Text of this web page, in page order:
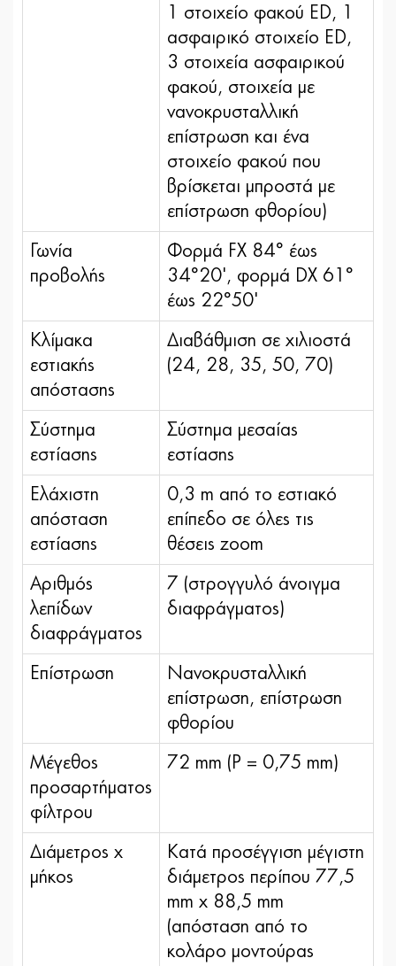
1 στοιχείo φακού ED, 1
ασφαιρικό στοιχείο ED,
3 στοιχεία ασφαιρικού
φακού, στοιχεία με
νανοκρυσταλλική
επίστρωση και ένα
στοιχείο φακού που
βρίσκεται μπροστά με
επίστρωση φθορίου)
Γωνία
προβολής
Φορμά FX 84° έως
34°20', φορμά DX 61°
έως 22°50'
Κλίμακα
εστιακής
απόστασης
Διαβάθμιση σε χιλιοστά
(24, 28, 35, 50, 70)
Σύστημα
εστίασης
Σύστημα μεσαίας
εστίασης
Ελάχιστη
απόσταση
εστίασης
0,3 m από το εστιακό
επίπεδο σε όλες τις
θέσεις zoom
Αριθμός
λεπίδων
διαφράγματος
7 (στρογγυλό άνοιγμα
διαφράγματος)
Επίστρωση
Νανοκρυσταλλική
επίστρωση, επίστρωση
φθορίου
Μέγεθος
προσαρτήματος
φίλτρου
72 mm (P = 0,75 mm)
Διάμετρος x
μήκος
Κατά προσέγγιση μέγιστη
διάμετρος περίπου 77,5
mm x 88,5 mm
(απόσταση από το
κολάρο μοντούρας